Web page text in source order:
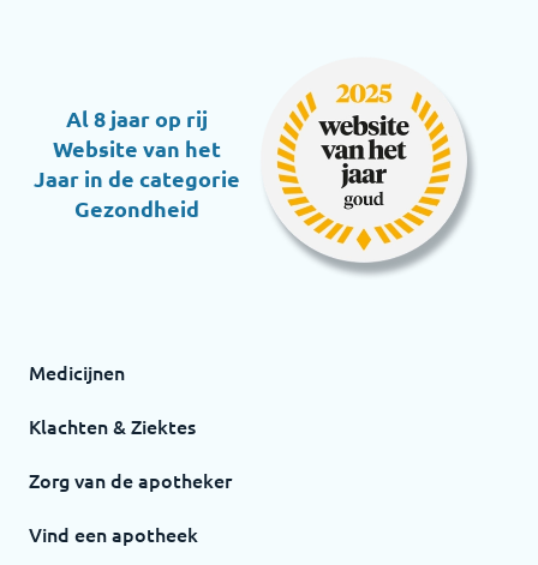
Al 8 jaar op rij
Website van het
Jaar in de categorie
Gezondheid
Medicijnen
Klachten & Ziektes
Zorg van de apotheker
Vind een apotheek